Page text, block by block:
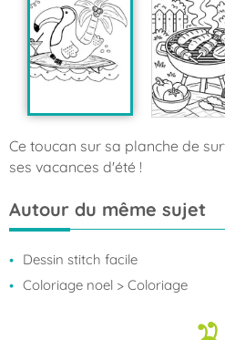
Ce toucan sur sa planche de
ses vacances d'été !
Autour du même sujet
Dessin stitch facile
Coloriage noel > Coloriage